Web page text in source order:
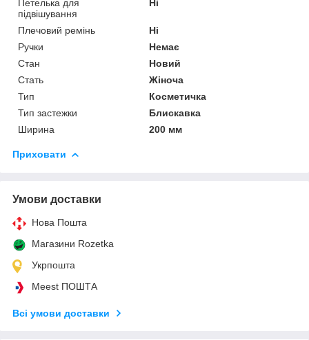
Петелька для
підвішування
Ні
Плечовий ремінь
Ні
Ручки
Немає
Стан
Новий
Стать
Жіноча
Тип
Косметичка
Тип застежки
Блискавка
Ширина
200 мм
Приховати
Умови доставки
Нова Пошта
Магазини Rozetka
Укрпошта
Meest ПОШТА
Всі умови доставки